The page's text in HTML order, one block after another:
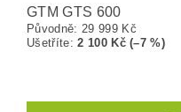
GTM GTS 600
Původně: 29 999 Kč
Ušetříte:2 100 Kč (–7 %)